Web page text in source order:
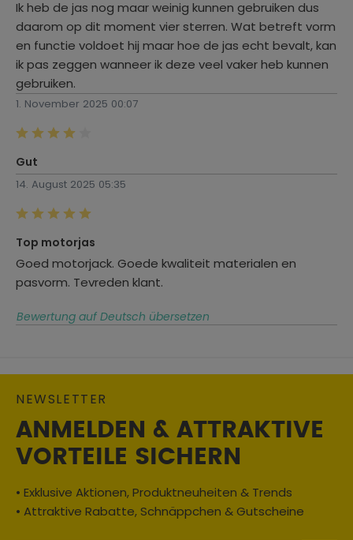
Ik heb de jas nog maar weinig kunnen gebruiken dus
daarom op dit moment vier sterren. Wat betreft vorm
en functie voldoet hij maar hoe de jas echt bevalt, kan
ik pas zeggen wanneer ik deze veel vaker heb kunnen
gebruiken.
1. November 2025 00:07
Gut
14. August 2025 05:35
Top motorjas
Goed motorjack. Goede kwaliteit materialen en
pasvorm. Tevreden klant.
Bewertung auf Deutsch übersetzen
NEWSLETTER
ANMELDEN & ATTRAKTIVE
VORTEILE SICHERN
• Exklusive Aktionen, Produktneuheiten & Trends
• Attraktive Rabatte, Schnäppchen & Gutscheine